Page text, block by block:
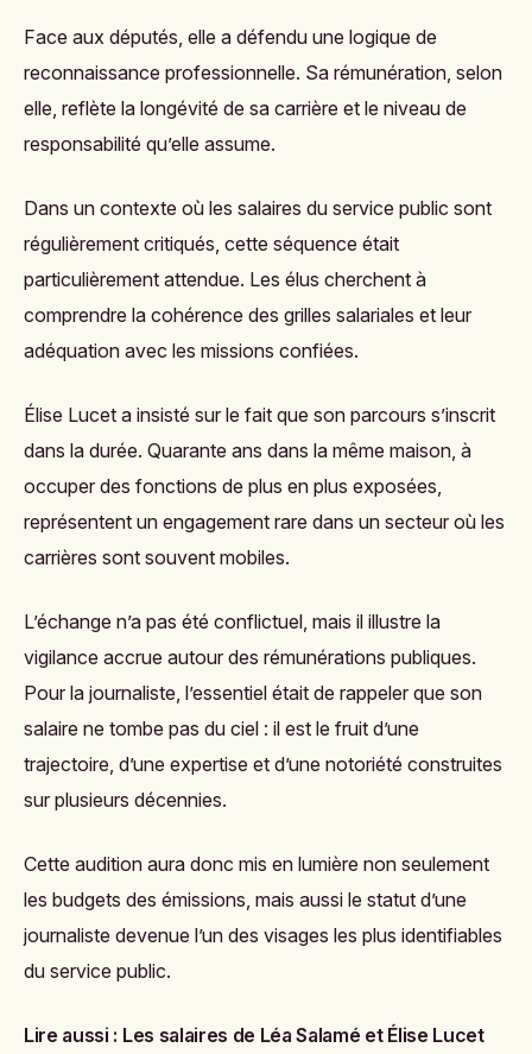
Face aux députés, elle a défendu une logique de
reconnaissance professionnelle. Sa rémunération, selon
elle, reflète la longévité de sa carrière et le niveau de
responsabilité qu’elle assume.
Dans un contexte où les salaires du service public sont
régulièrement critiqués, cette séquence était
particulièrement attendue. Les élus cherchent à
comprendre la cohérence des grilles salariales et leur
adéquation avec les missions confiées.
Élise Lucet a insisté sur le fait que son parcours s’inscrit
dans la durée. Quarante ans dans la même maison, à
occuper des fonctions de plus en plus exposées,
représentent un engagement rare dans un secteur où les
carrières sont souvent mobiles.
L’échange n’a pas été conflictuel, mais il illustre la
vigilance accrue autour des rémunérations publiques.
Pour la journaliste, l’essentiel était de rappeler que son
salaire ne tombe pas du ciel : il est le fruit d’une
trajectoire, d’une expertise et d’une notoriété construites
sur plusieurs décennies.
Cette audition aura donc mis en lumière non seulement
les budgets des émissions, mais aussi le statut d’une
journaliste devenue l’un des visages les plus identifiables
du service public.
Lire aussi : Les salaires de Léa Salamé et Élise Lucet